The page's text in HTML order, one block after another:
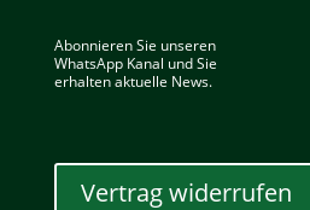
Abonnieren Sie unseren
WhatsApp Kanal und Sie
erhalten aktuelle News.
Vertrag widerrufen